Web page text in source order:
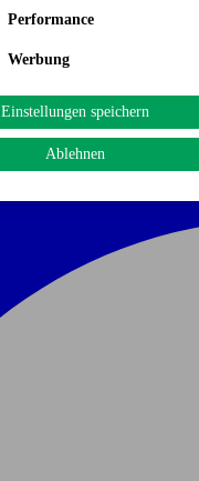
Performance
Werbung
Einstellungen speichern
Ablehnen